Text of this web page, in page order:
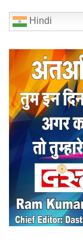
Hindi